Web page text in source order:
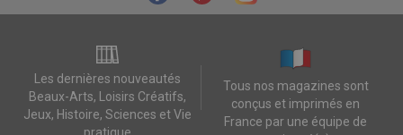
Les dernières nouveautés
Beaux-Arts, Loisirs Créatifs,
Jeux, Histoire, Sciences et Vie
Tous nos magazines sont
conçus et imprimés en
France par une équipe de